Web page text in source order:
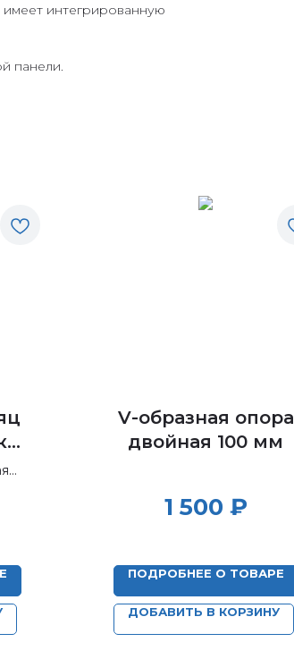
интегрированную
панели.
V-образная опора
двойная 100 мм
1 500 ₽
ПОДРОБНЕЕ О ТОВАРЕ
ДОБАВИТЬ В КОРЗИНУ